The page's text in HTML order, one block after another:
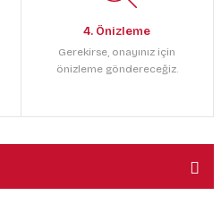
4. Önizleme
Gerekirse, onayınız için
önizleme göndereceğiz.